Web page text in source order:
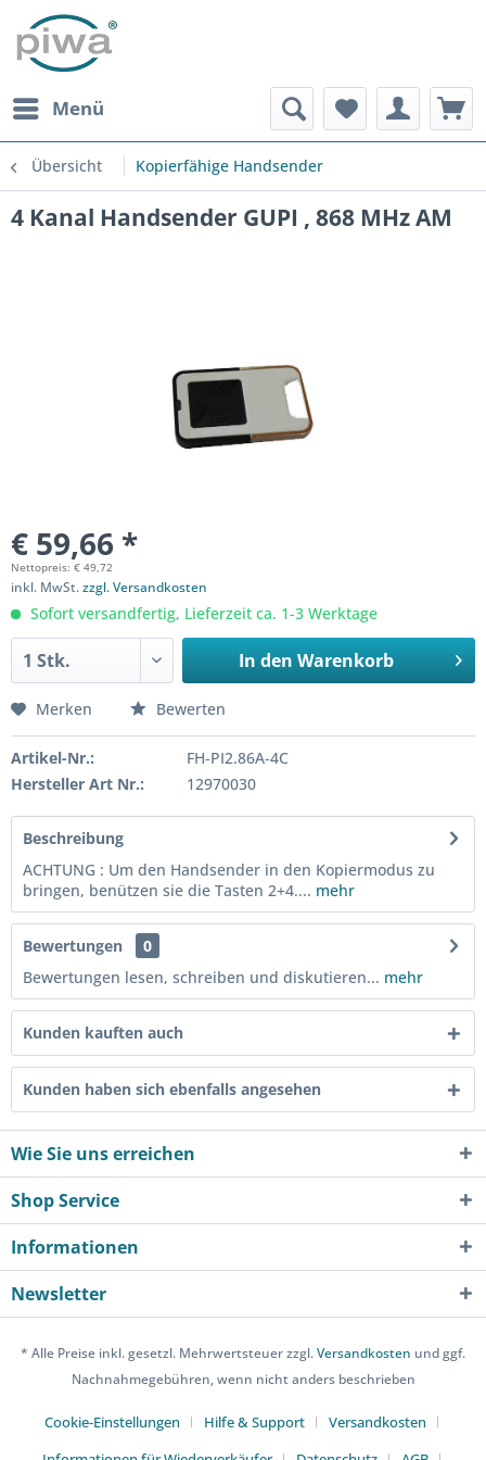
Menü
Übersicht Kopierfähige Handsender
4 Kanal Handsender GUPI , 868 MHz AM
€ 59,66 *
Nettopreis: € 49,72
inkl. MwSt.zzgl. Versandkosten
Sofort versandfertig, Lieferzeit ca. 1-3 Werktage
In den Warenkorb
Merken Bewerten
Artikel-Nr.:
FH-PI2.86A-4C
Hersteller Art Nr.:
12970030
Beschreibung
ACHTUNG : Um den Handsender in den Kopiermodus zu
bringen, benützen sie die Tasten 2+4.... mehr
Bewertungen
0
Bewertungen lesen, schreiben und diskutieren... mehr
Kunden kauften auch
Kunden haben sich ebenfalls angesehen
Wie Sie uns erreichen
Shop Service
Informationen
Newsletter
* Alle Preise inkl. gesetzl. Mehrwertsteuer zzgl.Versandkosten und ggf.
Nachnahmegebühren, wenn nicht anders beschrieben
Cookie-Einstellungen Hilfe & Support
Versandkosten